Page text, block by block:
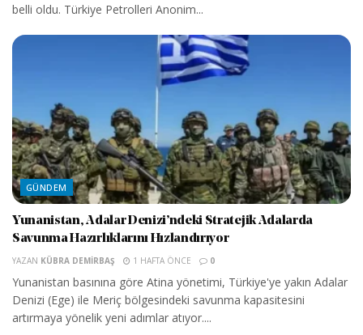
belli oldu. Türkiye Petrolleri Anonim...
GÜNDEM
Yunanistan, Adalar Denizi’ndeki Stratejik Adalarda
Savunma Hazırlıklarını Hızlandırıyor
YAZAN KÜBRA DEMIRBAŞ 1 HAFTA ÖNCE 0
Yunanistan basınına göre Atina yönetimi, Türkiye'ye yakın Adalar
Denizi (Ege) ile Meriç bölgesindeki savunma kapasitesini
artırmaya yönelik yeni adımlar atıyor....